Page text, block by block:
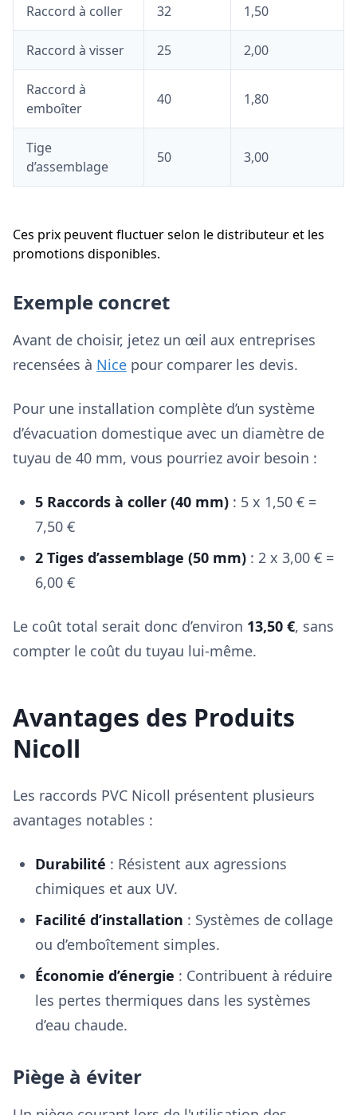
Raccord à coller 32 1,50
Raccord à visser 25 2,00
Raccord à
emboîter
40 1,80
Tige
d’assemblage
50 3,00
Ces prix peuvent fluctuer selon le distributeur et les
promotions disponibles.
Exemple concret
Avant de choisir, jetez un œil aux entreprises
recensées à Nice pour comparer les devis.
Pour une installation complète d’un système
d’évacuation domestique avec un diamètre de
tuyau de 40 mm, vous pourriez avoir besoin :
5 Raccords à coller (40 mm) : 5 x 1,50 € =
7,50 €
2 Tiges d’assemblage (50 mm) : 2 x 3,00 € =
6,00 €
Le coût total serait donc d’environ 13,50 €, sans
compter le coût du tuyau lui-même.
Avantages des Produits
Nicoll
Les raccords PVC Nicoll présentent plusieurs
avantages notables :
Durabilité : Résistent aux agressions
chimiques et aux UV.
Facilité d’installation : Systèmes de collage
ou d’emboîtement simples.
Économie d’énergie : Contribuent à réduire
les pertes thermiques dans les systèmes
d’eau chaude.
Piège à éviter